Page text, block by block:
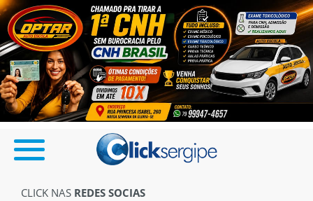
CLICK NAS REDES SOCIAS